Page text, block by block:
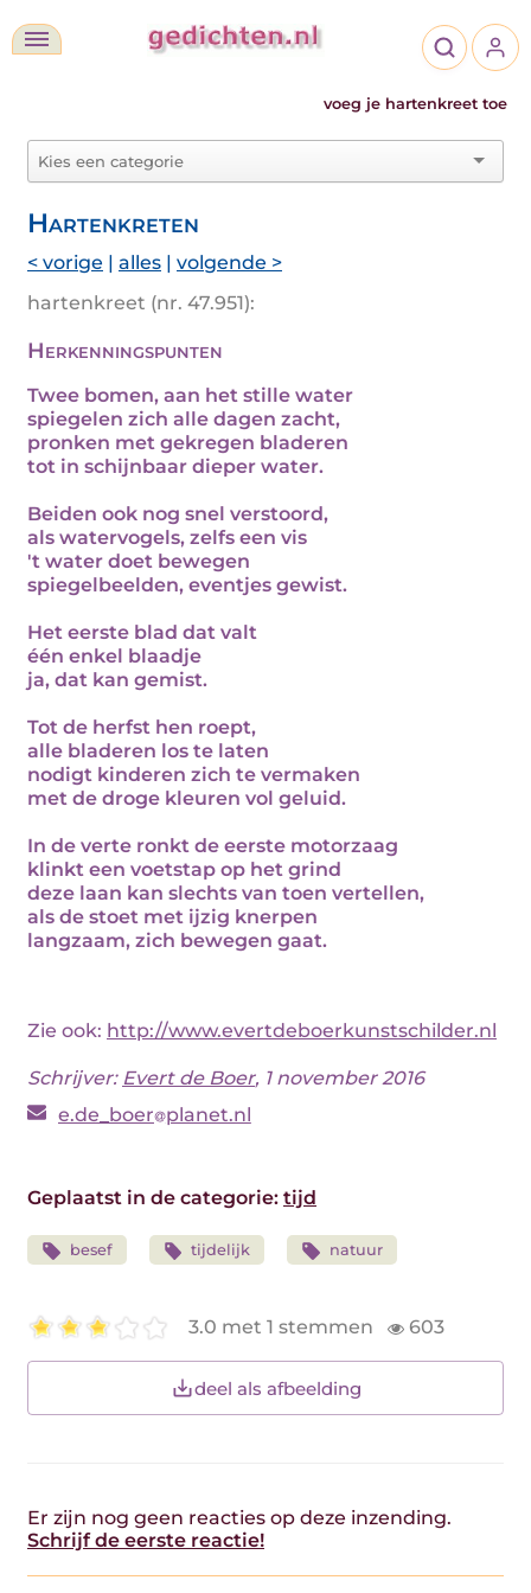
voeg je hartenkreet toe
Hartenkreten
< vorige | alles | volgende >
hartenkreet (nr. 47.951):
Herkenningspunten
Twee bomen, aan het stille water
spiegelen zich alle dagen zacht,
pronken met gekregen bladeren
tot in schijnbaar dieper water.
Beiden ook nog snel verstoord,
als watervogels, zelfs een vis
't water doet bewegen
spiegelbeelden, eventjes gewist.
Het eerste blad dat valt
één enkel blaadje
ja, dat kan gemist.
Tot de herfst hen roept,
alle bladeren los te laten
nodigt kinderen zich te vermaken
met de droge kleuren vol geluid.
In de verte ronkt de eerste motorzaag
klinkt een voetstap op het grind
deze laan kan slechts van toen vertellen,
als de stoet met ijzig knerpen
langzaam, zich bewegen gaat.
Zie ook: http://www.evertdeboerkunstschilder.nl
Schrijver: Evert de Boer, 1 november 2016
e.de_boer planet.nl
Geplaatst in de categorie: tijd
besef tijdelijk natuur
3.0 met 1 stemmen 603
deel als afbeelding
Er zijn nog geen reacties op deze inzending.
Schrijf de eerste reactie!